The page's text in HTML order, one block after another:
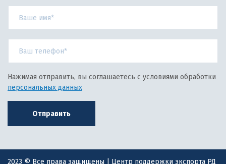
Нажимая отправить, вы соглашаетесь с условиями обработки
персональных данных
Отправить
2023 © Все права защищены | Центр поддержки экспорта РД